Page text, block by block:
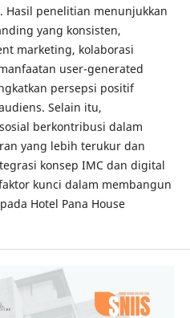
Hasil penelitian menunjukkan
yang konsisten,
marketing, kolaborasi
user-generated
persepsi positif
Selain itu,
berkontribusi dalam
yang lebih terukur dan
konsep IMC dan digital
kunci dalam membangun
Hotel Pana House